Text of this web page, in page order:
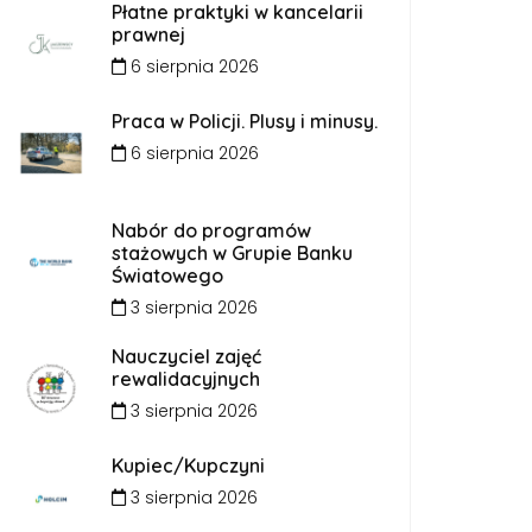
Płatne praktyki w kancelarii
prawnej
6 sierpnia 2026
Praca w Policji. Plusy i minusy.
6 sierpnia 2026
Nabór do programów
stażowych w Grupie Banku
Światowego
3 sierpnia 2026
Nauczyciel zajęć
rewalidacyjnych
3 sierpnia 2026
Kupiec/Kupczyni
3 sierpnia 2026